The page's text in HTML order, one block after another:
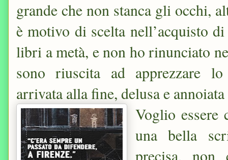
grande che non stanca gli occhi,
è motivo di scelta nell’acquisto
libri a metà, e non ho rinunciato
sono riuscita ad apprezzare
arrivata alla fine, delusa e
Voglio essere
una bella
precisa, non